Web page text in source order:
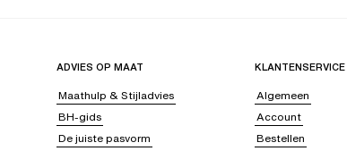
ADVIES OP MAAT
Maathulp & Stijladvies
BH-gids
De juiste pasvorm
KLANTENSERVICE
Algemeen
Account
Bestellen